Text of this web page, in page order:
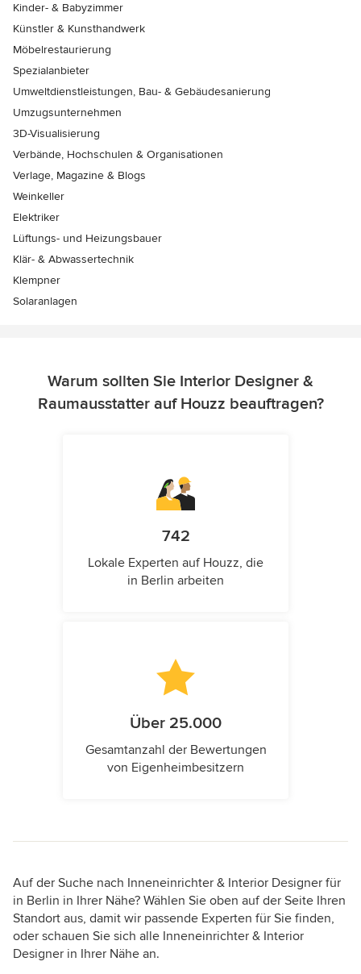
Kinder- & Babyzimmer
Künstler & Kunsthandwerk
Möbelrestaurierung
Spezialanbieter
Umweltdienstleistungen, Bau- & Gebäudesanierung
Umzugsunternehmen
3D-Visualisierung
Verbände, Hochschulen & Organisationen
Verlage, Magazine & Blogs
Weinkeller
Elektriker
Lüftungs- und Heizungsbauer
Klär- & Abwassertechnik
Klempner
Solaranlagen
Warum sollten Sie Interior Designer &
Raumausstatter auf Houzz beauftragen?
742
Lokale Experten auf Houzz, die
in Berlin arbeiten
Über 25.000
Gesamtanzahl der Bewertungen
von Eigenheimbesitzern
Auf der Suche nach Inneneinrichter & Interior Designer für
in Berlin in Ihrer Nähe? Wählen Sie oben auf der Seite Ihren
Standort aus, damit wir passende Experten für Sie finden,
oder schauen Sie sich alle Inneneinrichter & Interior
Designer in Ihrer Nähe an.